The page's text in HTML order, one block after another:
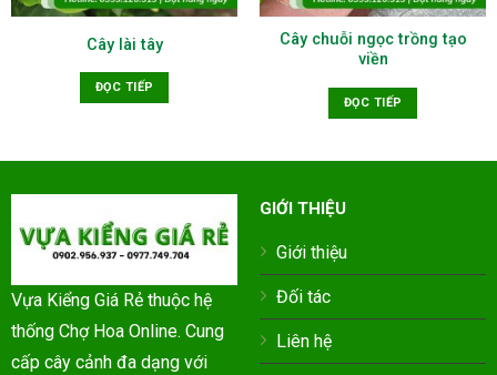
Cây lài tây
ĐỌC TIẾP
Cây chuỗi ngọc trồng tạo
viền
ĐỌC TIẾP
Vựa Kiểng Giá Rẻ thuộc hệ
thống Chợ Hoa Online. Cung
cấp cây cảnh đa dạng với
GIỚI THIỆU
Giới thiệu
Đối tác
Liên hệ